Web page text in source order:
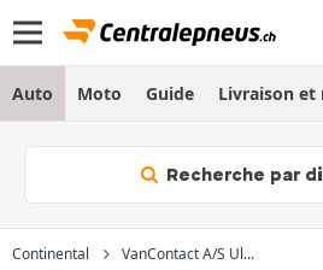
Auto Moto Guide Livraison et
Recherche par
Continental VanContact A/S Ul...